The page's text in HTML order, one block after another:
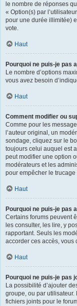
le nombre de réponses
« Option(s) par
pour une durée illimitée)
vote.
Haut
Pourquoi ne puis-je pas
Le nombre d’options
vous avez besoin
Haut
Comment modifier ou
Comme pour les
l’auteur original, un
sondage, cliquez sur le
toujours celui auquel est
peut modifier une option
modérateurs et les
pour empêcher le
Haut
Pourquoi ne puis-je pas
Certains forums peuvent
les consulter, les lire, y
rapportant. Seuls les
accorder ces accès, vous
Haut
Pourquoi ne puis-je pas
La possibilité d’ajouter
groupe, ou par utilisateur.
fichiers joints pour le